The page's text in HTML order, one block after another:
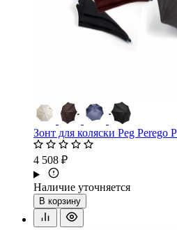
Зонт для коляски Peg Perego
4 508 ₽
Наличие уточняется
В корзину